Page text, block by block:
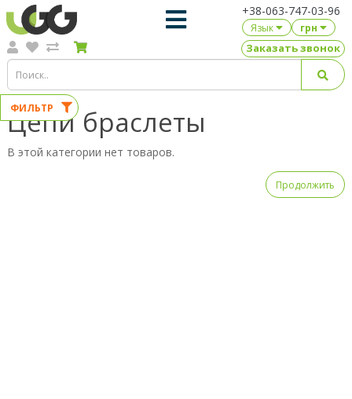
+38-063-747-03-96
Язык грн
Заказать звонок
Цепи браслеты
В этой категории нет товаров.
Продолжить
ФИЛЬТР